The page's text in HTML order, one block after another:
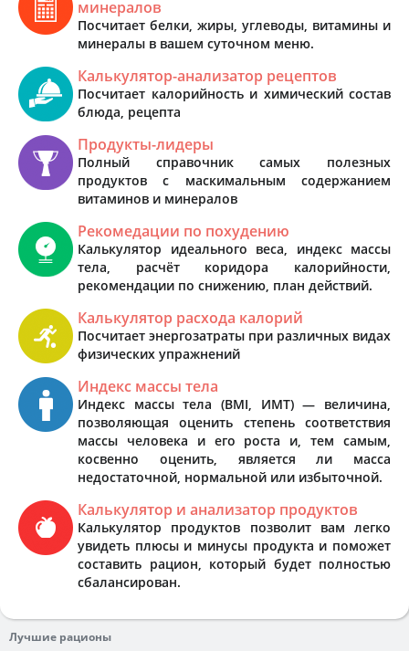
минералов
Посчитает белки, жиры, углеводы, витамины и
минералы в вашем суточном меню.
Калькулятор-анализатор рецептов
Посчитает калорийность и химический состав
блюда, рецепта
Продукты-лидеры
Полный справочник самых полезных
продуктов с маскимальным содержанием
витаминов и минералов
Рекомедации по похудению
Калькулятор идеального веса, индекс массы
тела, расчёт коридора калорийности,
рекомендации по снижению, план действий.
Калькулятор расхода калорий
Посчитает энергозатраты при различных видах
физических упражнений
Индекс массы тела
Индекс массы тела (BMI, ИМТ) — величина,
позволяющая оценить степень соответствия
массы человека и его роста и, тем самым,
косвенно оценить, является ли масса
недостаточной, нормальной или избыточной.
Калькулятор и анализатор продуктов
Калькулятор продуктов позволит вам легко
увидеть плюсы и минусы продукта и поможет
составить рацион, который будет полностью
сбалансирован.
Лучшие рационы